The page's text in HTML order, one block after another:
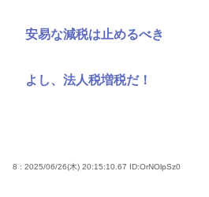
安易な減税は止めるべき
よし、法人税増税だ！
8 : 2025/06/26(木) 20:15:10.67 ID:OrNOlpSz0